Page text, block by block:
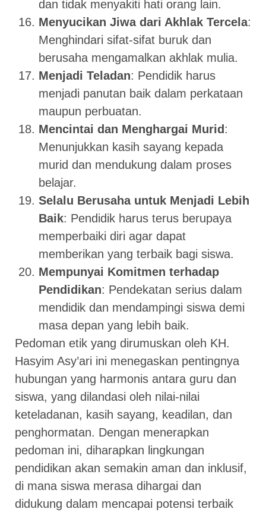
dan tidak menyakiti hati orang lain.
Menyucikan Jiwa dari Akhlak Tercela:
Menghindari sifat-sifat buruk dan
berusaha mengamalkan akhlak mulia.
Menjadi Teladan: Pendidik harus
menjadi panutan baik dalam perkataan
maupun perbuatan.
Mencintai dan Menghargai Murid :
Menunjukkan kasih sayang kepada
murid dan mendukung dalam proses
belajar.
Selalu Berusaha untuk Menjadi Lebih
Baik: Pendidik harus terus berupaya
memperbaiki diri agar dapat
memberikan yang terbaik bagi siswa.
Mempunyai Komitmen terhadap
Pendidikan: Pendekatan serius dalam
mendidik dan mendampingi siswa demi
masa depan yang lebih baik.
Pedoman etik yang dirumuskan oleh KH.
Hasyim Asy’ari ini menegaskan pentingnya
hubungan yang harmonis antara guru dan
siswa, yang dilandasi oleh nilai-nilai
keteladanan, kasih sayang, keadilan, dan
penghormatan. Dengan menerapkan
pedoman ini, diharapkan lingkungan
pendidikan akan semakin aman dan inklusif,
di mana siswa merasa dihargai dan
didukung dalam mencapai potensi terbaik